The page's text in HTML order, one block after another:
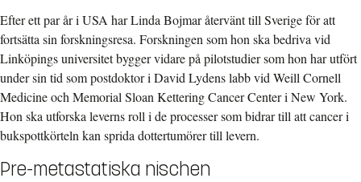
Efter ett par år i USA har Linda Bojmar återvänt till Sverige för att
fortsätta sin forskningsresa. Forskningen som hon ska bedriva vid
Linköpings universitet bygger vidare på pilotstudier som hon har utfört
under sin tid som postdoktor i David Lydens labb vid Weill Cornell
Medicine och Memorial Sloan Kettering Cancer Center i New York.
Hon ska utforska leverns roll i de processer som bidrar till att cancer i
bukspottkörteln kan sprida dottertumörer till levern.
Pre-metastatiska nischen